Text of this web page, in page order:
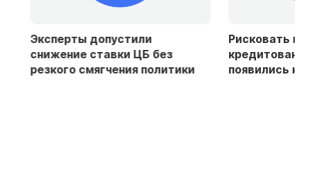
Эксперты допустили
снижение ставки ЦБ без
резкого смягчения политики
Рисковать не
кредитование
появились